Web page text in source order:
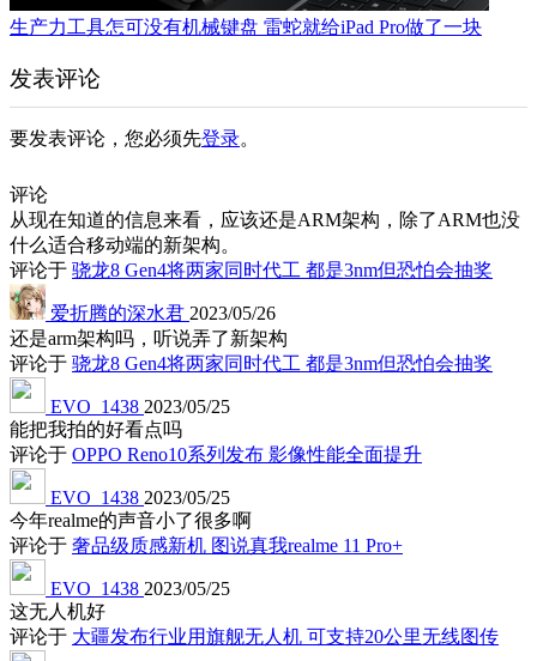
生产力工具怎可没有机械键盘 雷蛇就给iPad Pro做了一块
发表评论
要发表评论，您必须先登录。
评论
从现在知道的信息来看，应该还是ARM架构，除了ARM也没
什么适合移动端的新架构。
评论于 骁龙8 Gen4将两家同时代工 都是3nm但恐怕会抽奖
爱折腾的深水君 2023/05/26
还是arm架构吗，听说弄了新架构
评论于 骁龙8 Gen4将两家同时代工 都是3nm但恐怕会抽奖
EVO_1438 2023/05/25
能把我拍的好看点吗
评论于 OPPO Reno10系列发布 影像性能全面提升
EVO_1438 2023/05/25
今年realme的声音小了很多啊
评论于 奢品级质感新机 图说真我realme 11 Pro+
EVO_1438 2023/05/25
这无人机好
评论于 大疆发布行业用旗舰无人机 可支持20公里无线图传